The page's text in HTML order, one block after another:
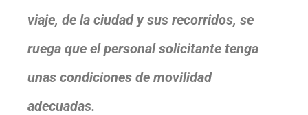
viaje, de la ciudad y sus recorridos, se
ruega que el personal solicitante tenga
unas condiciones de movilidad
adecuadas.